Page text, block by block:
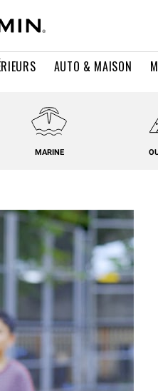
AUTO & MAISON
MARINE